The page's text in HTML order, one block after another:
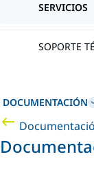
SERVICIOS
SOPORTE
DOCUMENTACIÓN